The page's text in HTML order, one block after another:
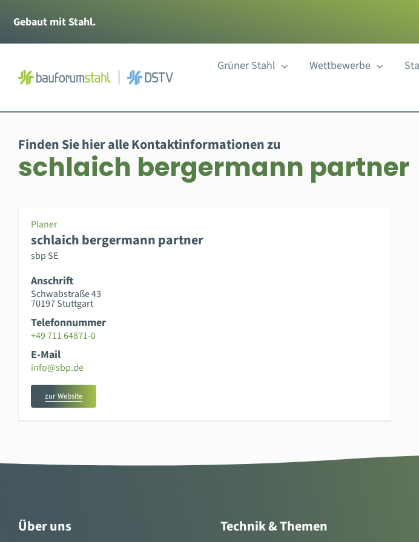
Inhalt
springen
Gebaut mit Stahl.
Grüner Stahl Wettbewerbe
Finden Sie hier alle Kontaktinformationen zu
schlaich bergermann partner
Planer
schlaich bergermann partner
sbp SE
Anschrift
Schwabstraße 43
70197 Stuttgart
Telefonnummer
+49 711 64871-0
E-Mail
info@sbp.de
zur Website
Über uns Technik & Themen